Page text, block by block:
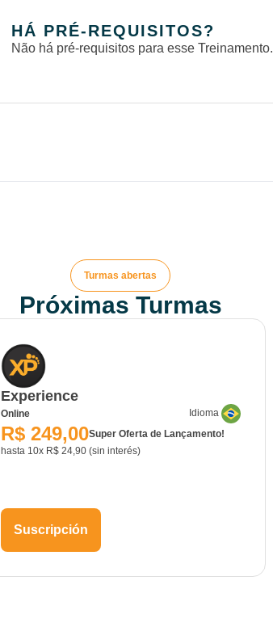
HÁ PRÉ-REQUISITOS?
Não há pré-requisitos para esse Treinamento.
Turmas abertas
Próximas Turmas
Experience
Online Idioma
R$ 249,00Super Oferta de Lançamento!
hasta 10x R$ 24,90 (sin interés)
Suscripción